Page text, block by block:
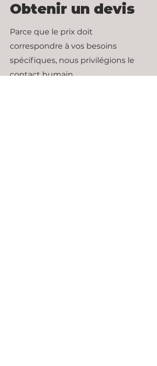
Obtenir un devis
Parce que le prix doit
correspondre à vos besoins
spécifiques, nous privilégions le
contact humain.